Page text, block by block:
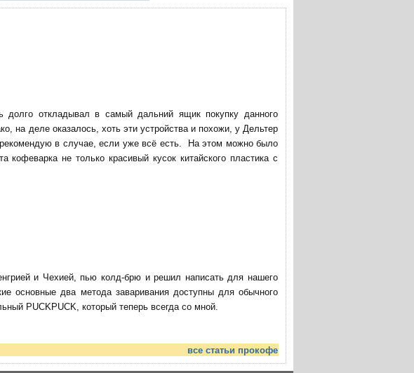
откладывал в самый дальний ящик покупку данного
на деле оказалось, хоть эти устройства и похожи, у Дельтер
в случае, если уже всё есть. На этом можно было
не только красивый кусок китайского пластика с
и Чехией, пью колд-брю и решил написать для нашего
основные два метода заваривания доступны для обычного
PUCKPUCK, который теперь всегда со мной.
все статьи прокофе